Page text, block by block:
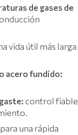
de gases de
vida útil más larga
acero fundido:
control fiable
una rápida